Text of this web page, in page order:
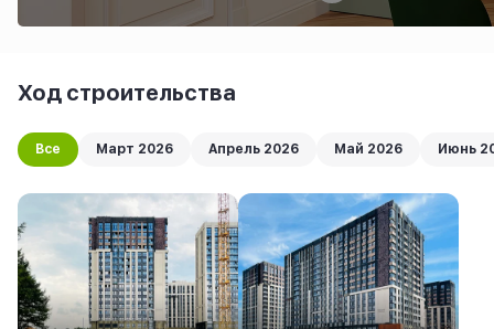
Ход строительства
Все Март 2026 Апрель 2026 Май 2026 Июнь